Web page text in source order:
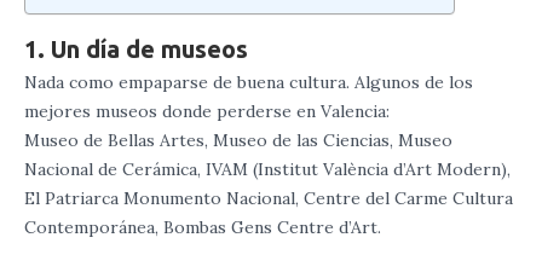
1. Un día de museos
Nada como empaparse de buena cultura. Algunos de los
mejores museos donde perderse en Valencia:
Museo de Bellas Artes, Museo de las Ciencias, Museo
Nacional de Cerámica, IVAM (Institut València d’Art Modern),
El Patriarca Monumento Nacional, Centre del Carme Cultura
Contemporánea, Bombas Gens Centre d’Art.